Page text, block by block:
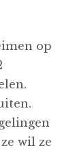
op
wil ze